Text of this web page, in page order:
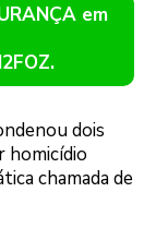
em
dois
homicídio
chamada de